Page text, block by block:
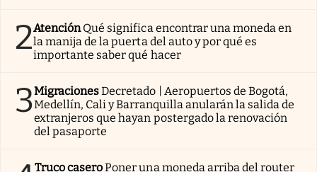
2AtenciónQué significa encontrar una moneda en
la manija de la puerta del auto y por qué es
importante saber qué hacer
3MigracionesDecretado | Aeropuertos de Bogotá,
Medellín, Cali y Barranquilla anularán la salida de
extranjeros que hayan postergado la renovación
del pasaporte
Truco caseroPoner una moneda arriba del router